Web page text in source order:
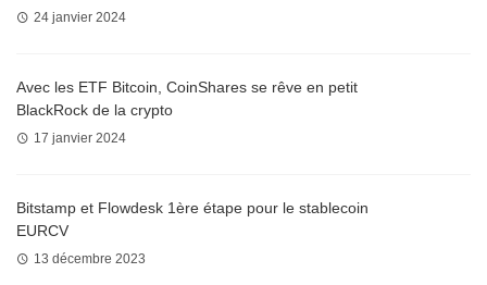
24 janvier 2024
Avec les ETF Bitcoin, CoinShares se rêve en petit
BlackRock de la crypto
17 janvier 2024
Bitstamp et Flowdesk 1ère étape pour le stablecoin
EURCV
13 décembre 2023